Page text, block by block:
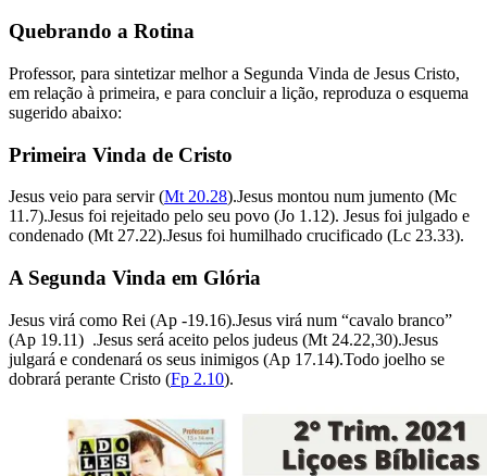
Quebrando a Rotina
Professor, para sintetizar melhor a Segunda Vinda de Jesus Cristo,
em relação à primeira, e para concluir a lição, reproduza o esquema
sugerido abaixo:
Primeira Vinda de Cristo
Jesus veio para servir (Mt 20.28).Jesus montou num jumento (Mc
11.7).Jesus foi rejeitado pelo seu povo (Jo 1.12). Jesus foi julgado e
condenado (Mt 27.22).Jesus foi humilhado crucificado (Lc 23.33).
A Segunda Vinda em Glória
Jesus virá como Rei (Ap -19.16).Jesus virá num “cavalo branco”
(Ap 19.11) .Jesus será aceito pelos judeus (Mt 24.22,30).Jesus
julgará e condenará os seus inimigos (Ap 17.14).Todo joelho se
dobrará perante Cristo (Fp 2.10).